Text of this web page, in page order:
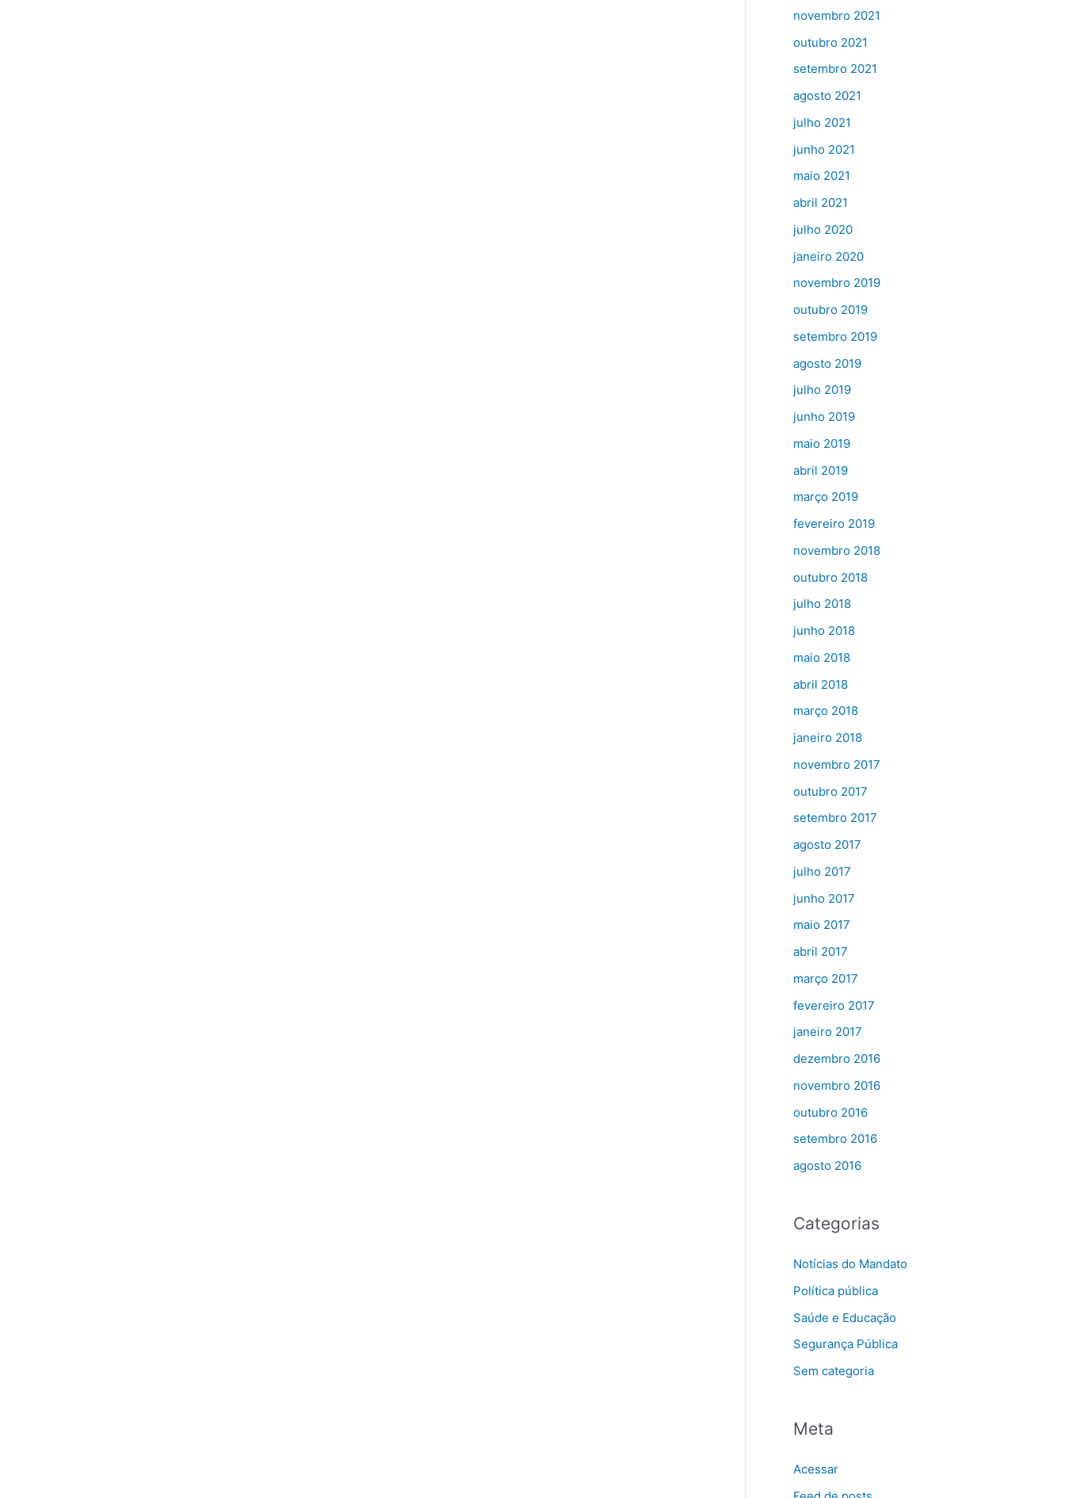
novembro 2021
outubro 2021
setembro 2021
agosto 2021
julho 2021
junho 2021
maio 2021
abril 2021
julho 2020
janeiro 2020
novembro 2019
outubro 2019
setembro 2019
agosto 2019
julho 2019
junho 2019
maio 2019
abril 2019
março 2019
fevereiro 2019
novembro 2018
outubro 2018
julho 2018
junho 2018
maio 2018
abril 2018
março 2018
janeiro 2018
novembro 2017
outubro 2017
setembro 2017
agosto 2017
julho 2017
junho 2017
maio 2017
abril 2017
março 2017
fevereiro 2017
janeiro 2017
dezembro 2016
novembro 2016
outubro 2016
setembro 2016
agosto 2016
Categorias
Notícias do Mandato
Política pública
Saúde e Educação
Segurança Pública
Sem categoria
Meta
Acessar